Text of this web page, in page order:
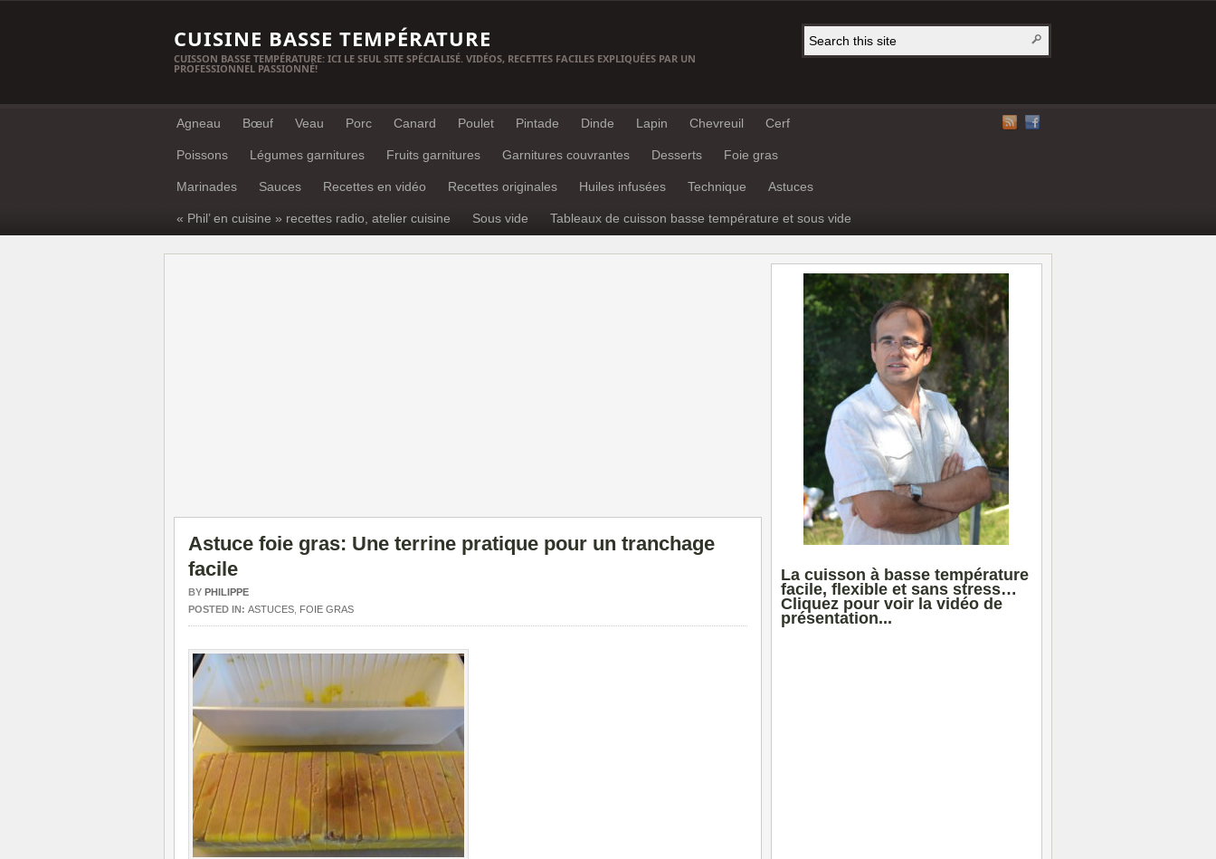
CUISINE BASSE TEMPÉRATURE
CUISSON BASSE TEMPÉRATURE: ICI LE SEUL SITE SPÉCIALISÉ. VIDÉOS, RECETTES FACILES EXPLIQUÉES PAR UN
PROFESSIONNEL PASSIONNÉ!
Agneau Bœuf Veau Porc Canard Poulet Pintade Dinde Lapin Chevreuil Cerf
Poissons Légumes garnitures Fruits garnitures Garnitures couvrantes Desserts Foie gras
Marinades Sauces Recettes en vidéo Recettes originales Huiles infusées Technique Astuces
« Phil’ en cuisine » recettes radio, atelier cuisine Sous vide Tableaux de cuisson basse température et sous vide
Astuce foie gras: Une terrine pratique pour un tranchage
facile
BY PHILIPPE
POSTED IN: ASTUCES FOIE GRAS
La cuisson à basse température
facile, flexible et sans stress…
Cliquez pour voir la vidéo de
présentation...